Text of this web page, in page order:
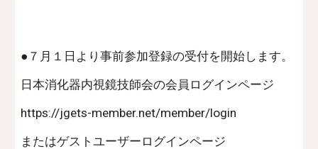
●７月１日より事前参加登録の受付を開始します。
日本消化器内視鏡技師会の会員ログインページ
https://jgets-member.net/member/login
またはゲストユーザーログインページ